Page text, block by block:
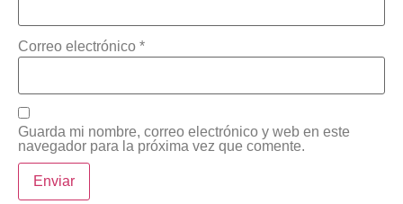
Correo electrónico *
Guarda mi nombre, correo electrónico y web en este
navegador para la próxima vez que comente.